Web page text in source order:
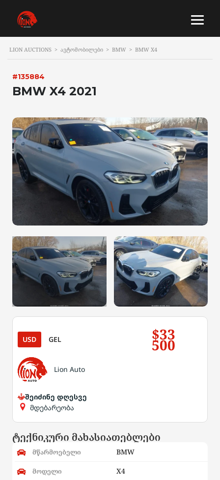
LION AUCTIONS > ᲐᲕᲢᲝᲛᲝᲑᲘᲚᲔᲑᲘ > BMW > BMW X4
#135884
BMW X4 2021
USD GEL $33
500
Lion Auto
შეიძინე დღესვე
მდებარეობა
ტექნიკური მახასიათებლები
მწარმოებელი BMW
მოდელი X4